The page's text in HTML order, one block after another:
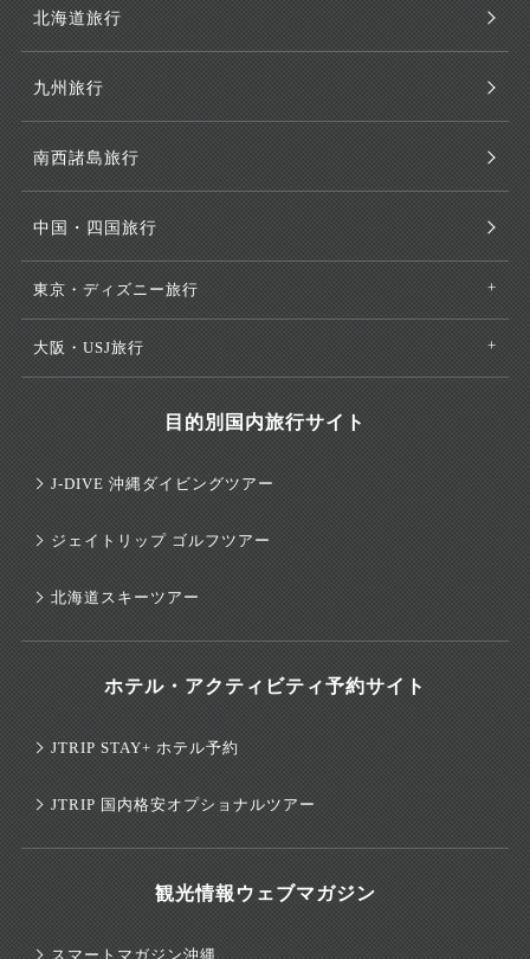
北海道旅行
九州旅行
南西諸島旅行
中国・四国旅行
東京・ディズニー旅行
大阪・USJ旅行
目的別国内旅行サイト
J-DIVE 沖縄ダイビングツアー
ジェイトリップ ゴルフツアー
北海道スキーツアー
ホテル・アクティビティ予約サイト
JTRIP STAY+ ホテル予約
JTRIP 国内格安オプショナルツアー
観光情報ウェブマガジン
スマートマガジン沖縄